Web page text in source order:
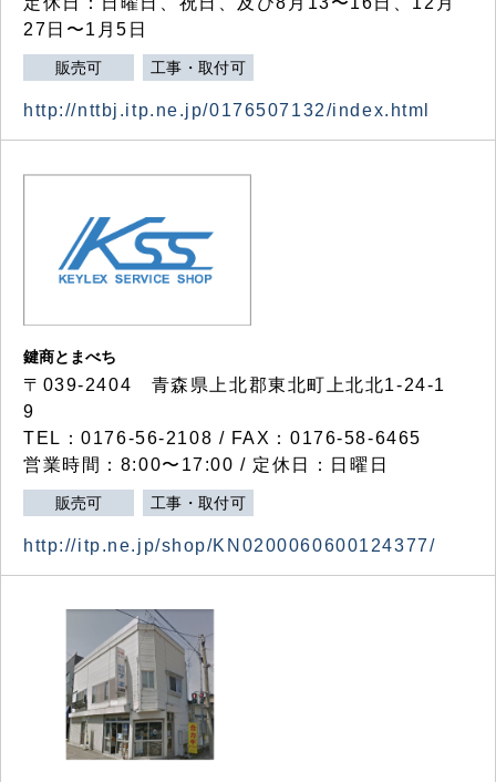
27日〜1月5日
販売可 工事・取付可
http://nttbj.itp.ne.jp/0176507132/index.html
鍵商とまべち
〒039-2404 青森県上北郡東北町上北北1-24-1
9
TEL：0176-56-2108 / FAX：0176-58-6465
営業時間：8:00〜17:00 / 定休日：日曜日
販売可 工事・取付可
http://itp.ne.jp/shop/KN0200060600124377/